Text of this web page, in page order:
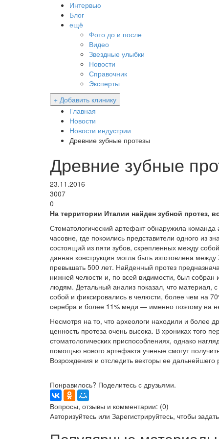
Интервью
Блог
ещё
Фото до и после
Видео
Звездные улыбки
Новости
Справочник
Эксперты
+ Добавить клинику
Главная
Новости
Новости индустрии
Древние зубные протезы
Древние зубные
23.11.2016
3007
0
На территории Италии найден зубной протез,
Стоматологический артефакт обнаружила команда
часовне, где покоились представители одного из
состоящий из пяти зубов, скрепленных между
данная конструкция могла быть изготовлена
превышать 500 лет. Найденный протез
нижней челюсти и, по всей видимости, был собран
людям. Детальный анализ показал, что материал,
собой и фиксировались в челюсти, более чем на
серебра и более 11% меди — именно поэтому на
Несмотря на то, что археологи находили и более
ценность протеза очень высока. В хрониках того
стоматологических приспособлениях, однако
помощью нового артефакта ученые смогут
Возрождения и отследить векторы ее дальнейшего
Понравилось? Поделитесь с друзьями.
Вопросы, отзывы и комментарии: (0)
Авторизуйтесь или Зарегистрируйтесь, чтобы